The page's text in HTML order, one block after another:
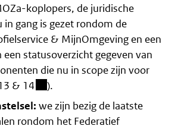
koplopers, de juridische
in gang is gezet rondom de
& MijnOmgeving en een
een statusoverzicht gegeven van
die nu in scope zijn voor
& 14(besloten omgeving)
).
we zijn bezig de laatste
rondom het Federatief